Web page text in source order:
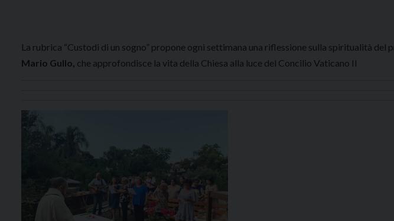
La rubrica “Custodi di un sogno” propone ogni settimana una riflessione sulla spiritualità del
Mario Gullo, che approfondisce la vita della Chiesa alla luce del Concilio Vaticano II